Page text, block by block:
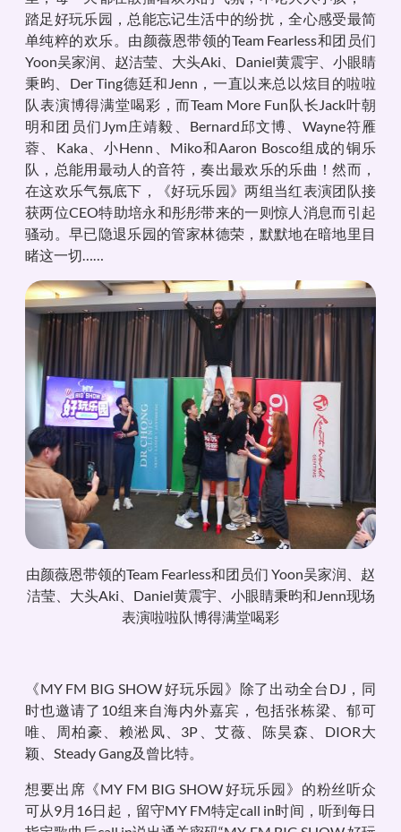
踏足好玩乐园，总能忘记生活中的纷扰，全心感受最简
单纯粹的欢乐。由颜薇恩带领的Team Fearless和团员们
Yoon吴家润、赵洁莹、大头Aki、Daniel黄震宇、小眼睛
秉昀、Der Ting德廷和Jenn，一直以来总以炫目的啦啦
队表演博得满堂喝彩，而Team More Fun队长Jack叶朝
明和团员们Jym庄靖毅、Bernard邱文博、Wayne符雁
蓉、Kaka、小Henn、Miko和Aaron Bosco组成的铜乐
队，总能用最动人的音符，奏出最欢乐的乐曲！然而，
在这欢乐气氛底下，《好玩乐园》两组当红表演团队接
获两位CEO特助培永和彤彤带来的一则惊人消息而引起
骚动。早已隐退乐园的管家林德荣，默默地在暗地里目
睹这一切……
由颜薇恩带领的Team Fearless和团员们 Yoon吴家润、赵
洁莹、大头Aki、Daniel黄震宇、小眼睛秉昀和Jenn现场
表演啦啦队博得满堂喝彩
《MY FM BIG SHOW 好玩乐园》除了出动全台DJ，同
时也邀请了10组来自海内外嘉宾，包括张栋梁、郁可
唯、周柏豪、赖淞凤、3P、艾薇、陈昊森、DIOR大
颖、Steady Gang及曾比特。
想要出席《MY FM BIG SHOW 好玩乐园》的粉丝听众
可从9月16日起，留守MY FM特定call in时间，听到每日